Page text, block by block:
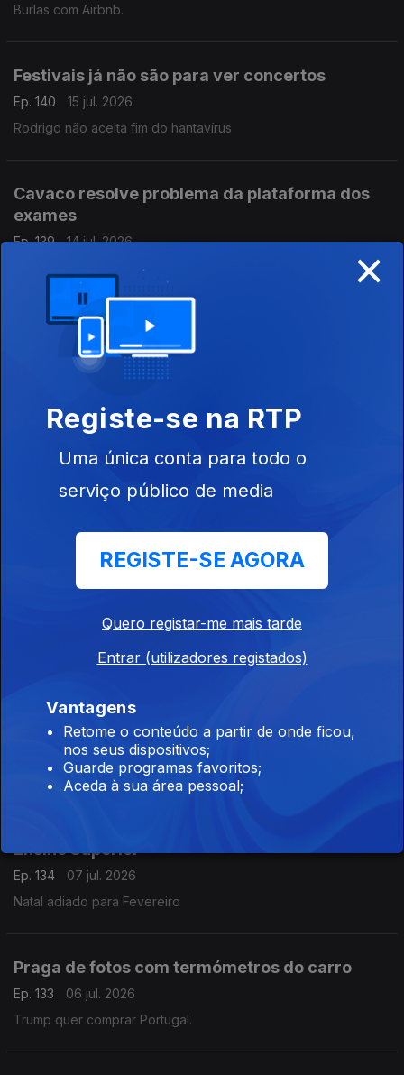
Burlas com Airbnb.
Festivais já não são para ver concertos
Ep. 140
15 jul. 2026
Rodrigo não aceita fim do hantavírus
Cavaco resolve problema da plataforma dos
exames
Ep. 139
14 jul. 2026
Linha de Apoio “Socorro, estou-me a passar!”
Quiz sobre Jorge Jesus
13 jul. 2026
Movimento Giríssimo, do Cotrim
Tempo de Antena das pessoas que se auto-citam.
Portugueses vibram com Mundial de Xadrez
Jorge Jesus não desmente nem desmente.
Batalha de São Mamede
Ep. 135
08 jul. 2026
Boletim Polínico com Luísa Sobral
Ensino Superior
Ep. 134
07 jul. 2026
Natal adiado para Fevereiro
Praga de fotos com termómetros do carro
Ep. 133
06 jul. 2026
Trump quer comprar Portugal.
×
Registe-se na RTP
Uma única conta para todo o
serviço público de media
REGISTE-SE AGORA
Quero registar-me mais tarde
Entrar (utilizadores registados)
Vantagens
Retome o conteúdo a partir de onde ficou,
nos seus dispositivos;
Guarde programas favoritos;
Aceda à sua área pessoal;